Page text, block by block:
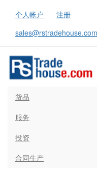
个人帐户
注册
sales@rstradehouse.com
货品
服务
投资
合同生产